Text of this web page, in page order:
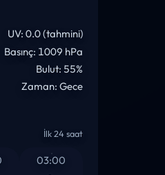
UV: 0.0 (tahmini)
Basınç: 1009 hPa
Bulut: 55%
Zaman: Gece
İlk 24 saat
03:00